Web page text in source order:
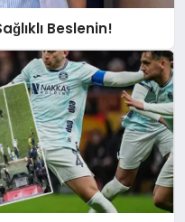
Beslenin!